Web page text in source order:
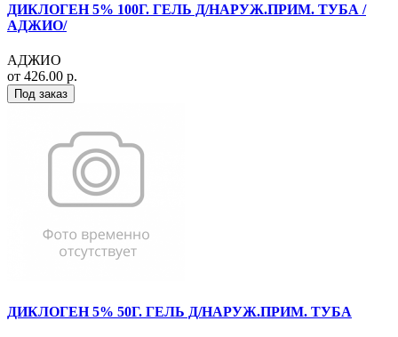
ДИКЛОГЕН 5% 100Г. ГЕЛЬ Д/НАРУЖ.ПРИМ. ТУБА /
АДЖИО/
АДЖИО
от 426.00 р.
Под заказ
ДИКЛОГЕН 5% 50Г. ГЕЛЬ Д/НАРУЖ.ПРИМ. ТУБА